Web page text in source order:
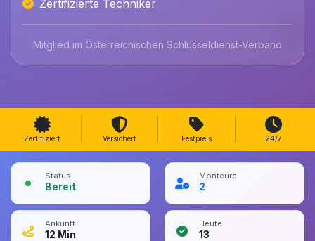
Zertifizierte Techniker
Mitglied im Österreichischen Schlüsseldienst-Verband
Zertifiziert Versichert Festpreis 24/7
Status
Bereit
Monteure
2
Ankunft
12 Min
Heute
13